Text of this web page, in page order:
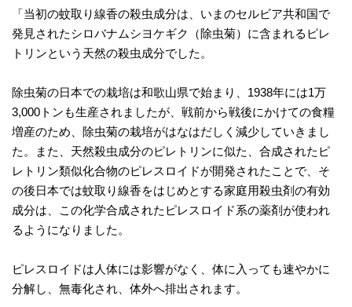
「当初の蚊取り線香の殺虫成分は、いまのセルビア共和国で
発見されたシロバナムシヨケギク（除虫菊）に含まれるピレ
トリンという天然の殺虫成分でした。
除虫菊の日本での栽培は和歌山県で始まり、1938年には1万
3,000トンも生産されましたが、戦前から戦後にかけての食糧
増産のため、除虫菊の栽培がはなはだしく減少していきまし
た。また、天然殺虫成分のピレトリンに似た、合成されたピ
レトリン類似化合物のピレスロイドが開発されたことで、そ
の後日本では蚊取り線香をはじめとする家庭用殺虫剤の有効
成分は、この化学合成されたピレスロイド系の薬剤が使われ
るようになりました。
ピレスロイドは人体には影響がなく、体に入っても速やかに
分解し、無毒化され、体外へ排出されます。